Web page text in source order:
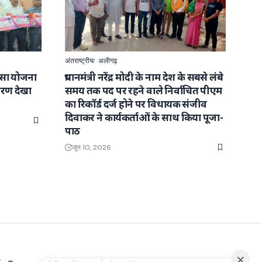
योजना
देखा
अंतराष्ट्रीय अलीगढ़
प्रधानमंत्री नरेंद्र मोदी के नाम देश के सबसे लंबे
समय तक पद पर रहने वाले निर्वाचित पीएम
का रिकॉर्ड दर्ज होने पर विधायक संजीव
दिवाकर ने कार्यकर्ताओं के साथ किया पूजा-
पाठ
जून 10, 2026